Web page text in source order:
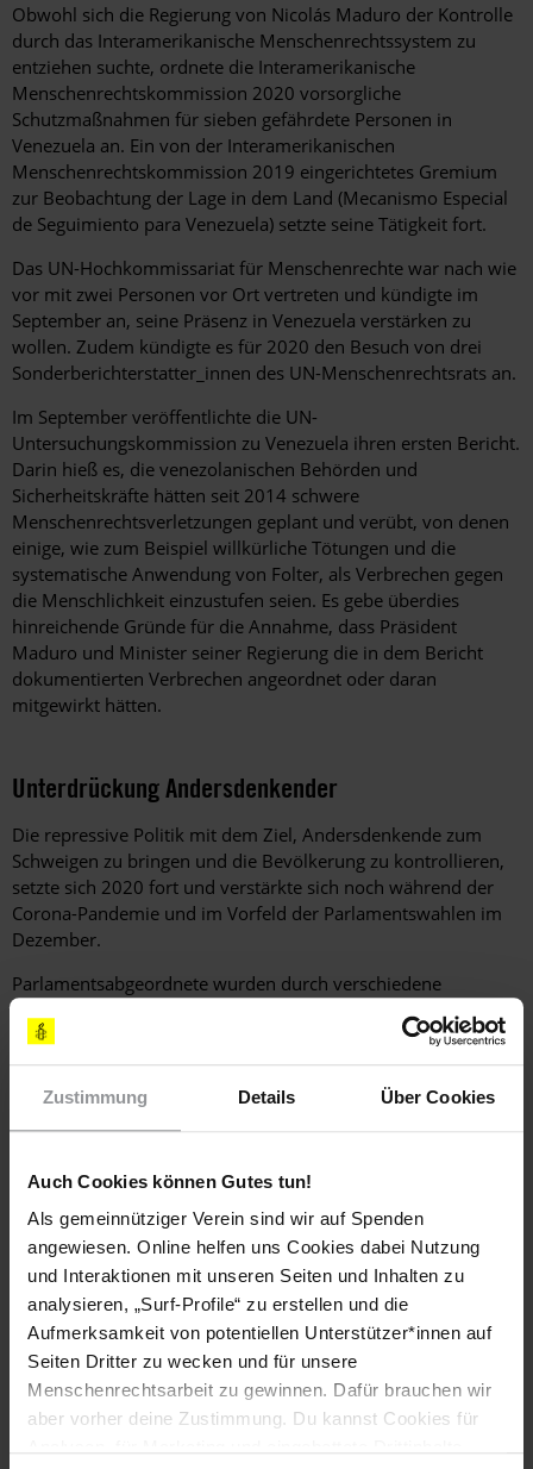
Zustimmung Details Über Cookies
Auch Cookies können Gutes tun!
Als gemeinnütziger Verein sind wir auf Spenden
angewiesen. Online helfen uns Cookies dabei Nutzung
und Interaktionen mit unseren Seiten und Inhalten zu
analysieren, „Surf-Profile“ zu erstellen und die
Aufmerksamkeit von potentiellen Unterstützer*innen auf
Seiten Dritter zu wecken und für unsere
Menschenrechtsarbeit zu gewinnen. Dafür brauchen wir
aber vorher deine Zustimmung. Du kannst Cookies für
Obwohl sich die Regierung von Nicolás Maduro der Kontrolle
durch das Interamerikanische Menschenrechtssystem zu
entziehen suchte, ordnete die Interamerikanische
Menschenrechtskommission 2020 vorsorgliche
Schutzmaßnahmen für sieben gefährdete Personen in
Venezuela an. Ein von der Interamerikanischen
Menschenrechtskommission 2019 eingerichtetes Gremium
zur Beobachtung der Lage in dem Land (Mecanismo Especial
de Seguimiento para Venezuela) setzte seine Tätigkeit fort.
Das UN-Hochkommissariat für Menschenrechte war nach wie
vor mit zwei Personen vor Ort vertreten und kündigte im
September an, seine Präsenz in Venezuela verstärken zu
wollen. Zudem kündigte es für 2020 den Besuch von drei
Sonderberichterstatter_innen des UN-Menschenrechtsrats an.
Im September veröffentlichte die UN-
Untersuchungskommission zu Venezuela ihren ersten Bericht.
Darin hieß es, die venezolanischen Behörden und
Sicherheitskräfte hätten seit 2014 schwere
Menschenrechtsverletzungen geplant und verübt, von denen
einige, wie zum Beispiel willkürliche Tötungen und die
systematische Anwendung von Folter, als Verbrechen gegen
die Menschlichkeit einzustufen seien. Es gebe überdies
hinreichende Gründe für die Annahme, dass Präsident
Maduro und Minister seiner Regierung die in dem Bericht
dokumentierten Verbrechen angeordnet oder daran
mitgewirkt hätten.
Unterdrückung Andersdenkender
Die repressive Politik mit dem Ziel, Andersdenkende zum
Schweigen zu bringen und die Bevölkerung zu kontrollieren,
setzte sich 2020 fort und verstärkte sich noch während der
Corona-Pandemie und im Vorfeld der Parlamentswahlen im
Dezember.
Parlamentsabgeordnete wurden durch verschiedene
Maßnahmen systematisch verfolgt, unter anderem indem
man sie willkürlich inhaftierte, das Justizwesen gegen sie in
Stellung brachte oder sie mit Verleumdungskampagnen
überzog.
Gewaltlose politische Gefangene waren weiterhin drastischen
ausgesetzt.
Das Justizwesen wurde nach wie vor politisch
instrumentalisiert und trug mit Schuldsprüchen dazu bei,
regierungskritische politische Parteien und andere, die
abweichende Meinungen vertraten, zu maßregeln
Recht auf Versammlungsfreiheit
Einschränkungen der Rechte auf Versammlungs- und